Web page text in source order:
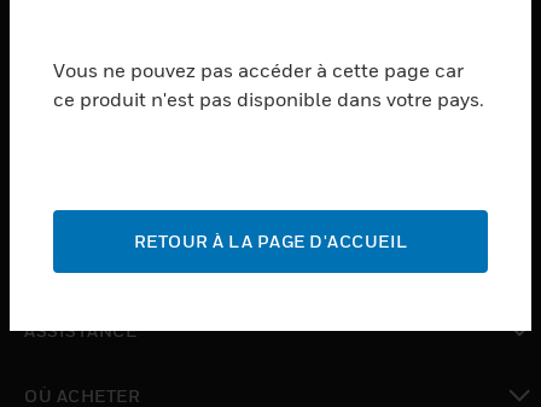
PRODUCTS
toggle view
INDUSTRIES
ASSISTANCE
OÙ ACHETER
Vous ne pouvez pas accéder à cette page car
ce produit n'est pas disponible dans votre pays.
RETOUR À LA PAGE D'ACCUEIL